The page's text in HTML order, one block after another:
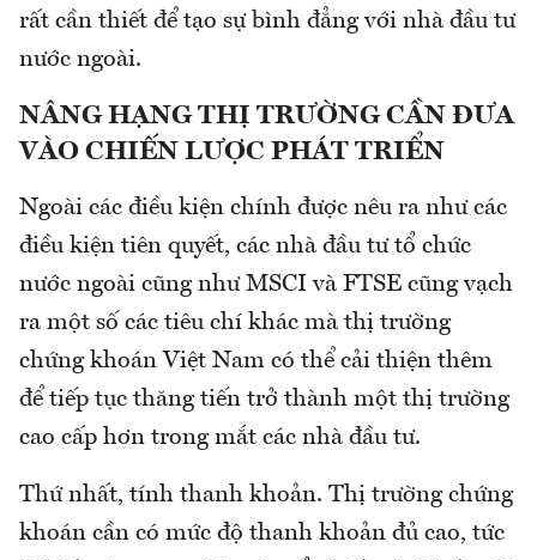
rất cần thiết để tạo sự bình đẳng với nhà đầu tư
nước ngoài.
NÂNG HẠNG THỊ TRƯỜNG CẦN ĐƯA
VÀO CHIẾN LƯỢC PHÁT TRIỂN
Ngoài các điều kiện chính được nêu ra như các
điều kiện tiên quyết, các nhà đầu tư tổ chức
nước ngoài cũng như MSCI và FTSE cũng vạch
ra một số các tiêu chí khác mà thị trường
chứng khoán Việt Nam có thể cải thiện thêm
để tiếp tục thăng tiến trở thành một thị trường
cao cấp hơn trong mắt các nhà đầu tư.
Thứ nhất, tính thanh khoản. Thị trường chứng
khoán cần có mức độ thanh khoản đủ cao, tức